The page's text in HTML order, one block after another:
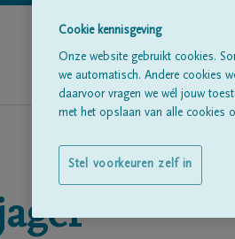
Cookie kennisgeving
Onze website gebruikt cookies.
we automatisch. Andere cookies
daarvoor vragen we wél jouw
met het opslaan van alle cookies
Stel voorkeuren zelf in